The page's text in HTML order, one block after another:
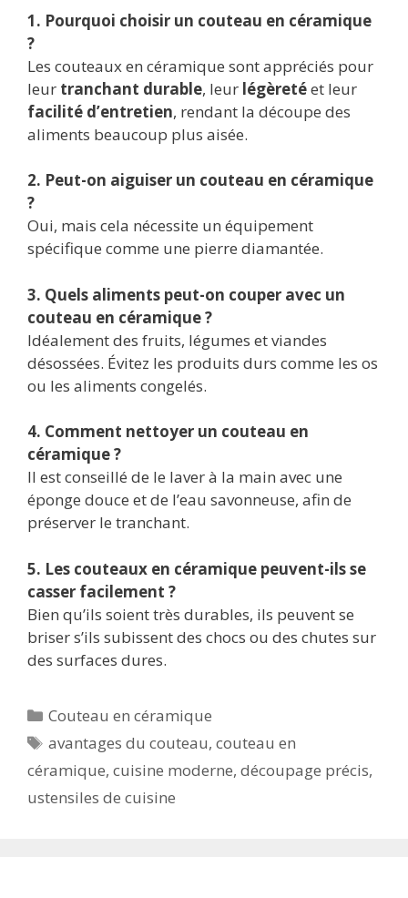
1. Pourquoi choisir un couteau en céramique
?
Les couteaux en céramique sont appréciés pour
leur tranchant durable, leur légèretéet leur
facilité d’entretien, rendant la découpe des
aliments beaucoup plus aisée.
2. Peut-on aiguiser un couteau en céramique
?
Oui, mais cela nécessite un équipement
spécifique comme une pierre diamantée.
3. Quels aliments peut-on couper avec un
couteau en céramique ?
Idéalement des fruits, légumes et viandes
désossées. Évitez les produits durs comme les os
ou les aliments congelés.
4. Comment nettoyer un couteau en
céramique ?
Il est conseillé de le laver à la main avec une
éponge douce et de l’eau savonneuse, afin de
préserver le tranchant.
5. Les couteaux en céramique peuvent-ils se
casser facilement ?
Bien qu’ils soient très durables, ils peuvent se
briser s’ils subissent des chocs ou des chutes sur
des surfaces dures.
Catégories
Couteau en céramique
Étiquettes
avantages du couteau,couteau en
céramique, cuisine moderne, découpage précis,
ustensiles de cuisine